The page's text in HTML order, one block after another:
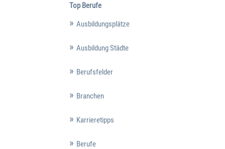
Top Berufe
Ausbildungsplätze
Ausbildung Städte
Berufsfelder
Branchen
Karrieretipps
Berufe